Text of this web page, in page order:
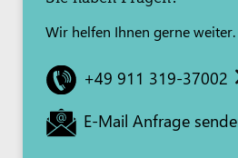
Wir helfen Ihnen gerne weiter.
+49 911 319-37002
E-Mail Anfrage